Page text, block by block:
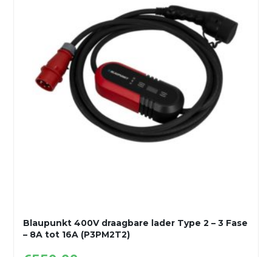
Blaupunkt 400V draagbare lader Type 2 – 3 Fase
– 8A tot 16A (P3PM2T2)